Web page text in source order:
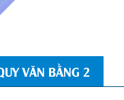
VĂN BẰNG 2